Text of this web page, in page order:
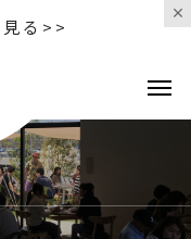
る>>